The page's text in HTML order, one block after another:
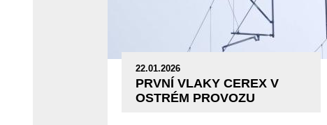
22.01.2026
PRVNÍ VLAKY CEREX V
OSTRÉM PROVOZU